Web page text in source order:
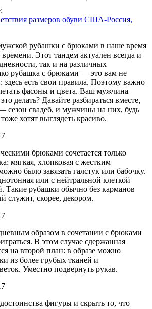
размеров обуви США-Россия,
рубашки с брюками в наше время
Этот тандем актуален всегда и
так и на различных
рубашка с брюками — это вам не
есть свои правила. Поэтому важно
фасоны и цвета. Ваш мужчина
делать? Давайте разбираться вместе,
сезон свадеб, и мужчины на них, будь
хотят выглядеть красиво.
брюками сочетается только
мягкая, хлопковая с жестким
было завязать галстук или бабочку.
или с нейтральной клеткой
Такие рубашки обычно без карманов
служит, скорее, декором.
образом в сочетании с брюками
В этом случае сдержанная
на второй план: в образе можно
из более грубых тканей и
Уместно подвернуть рукав.
фигуры и скрыть то, что